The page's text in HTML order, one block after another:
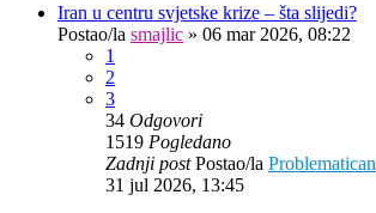
Iran u centru svjetske krize – šta slijedi?
Postao/la smajlic » 06 mar 2026, 08:22
1
2
3
34 Odgovori
1519 Pogledano
Zadnji postPostao/la Problematican
31 jul 2026, 13:45